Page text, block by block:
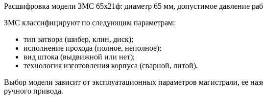
Расшифровка модели ЗМС 65х21ф: диаметр 65 мм, допустимое давление
ЗМС классифицируют по следующим параметрам:
тип затвора (шибер, клин, диск);
исполнение прохода (полное, неполное);
вид штока (выдвижной или нет);
технология изготовления корпуса (сварной, литой).
Выбор модели зависит от эксплуатационных параметров магистрали, ее
ручного привода.